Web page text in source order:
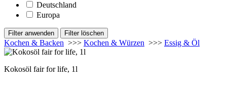
Deutschland
Europa
Kochen & Backen >>> Kochen & Würzen >>> Essig & Öl
Kokosöl fair for life, 1l